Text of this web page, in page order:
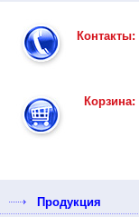
Контакты:
Корзина:
Продукция